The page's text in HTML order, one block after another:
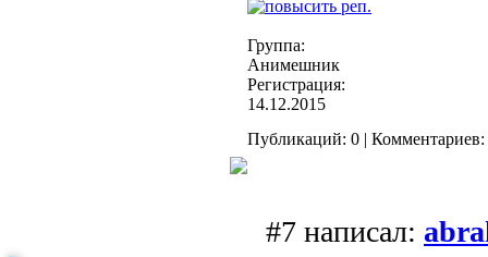
Группа:
Анимешник
Регистрация:
14.12.2015
Публикаций: 0 | Комментариев:
#7 написал: